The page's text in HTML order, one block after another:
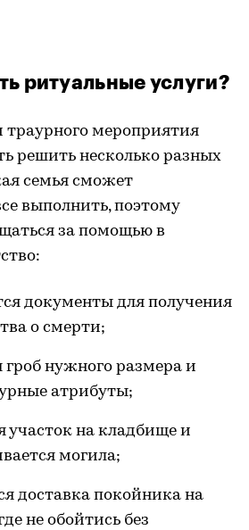
ритуальные услуги?
мероприятия
решить несколько разных
семья сможет
выполнить, поэтому
за помощью в
документы для получения
о смерти;
гроб нужного размера и
атрибуты;
участок на кладбище и
могила;
доставка покойника на
не обойтись без